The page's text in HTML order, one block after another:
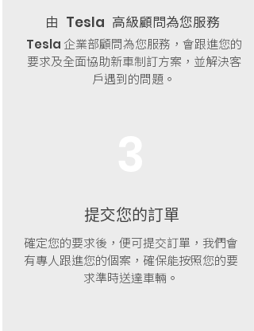
由 Tesla 高級顧問為您服務
Tesla 企業部顧問為您服務，會跟進您的
要求及全面協助新車制訂方案，並解決客
戶遇到的問題。
提交您的訂單
確定您的要求後，便可提交訂單，我們會
有專人跟進您的個案，確保能按照您的要
求準時送達車輛。